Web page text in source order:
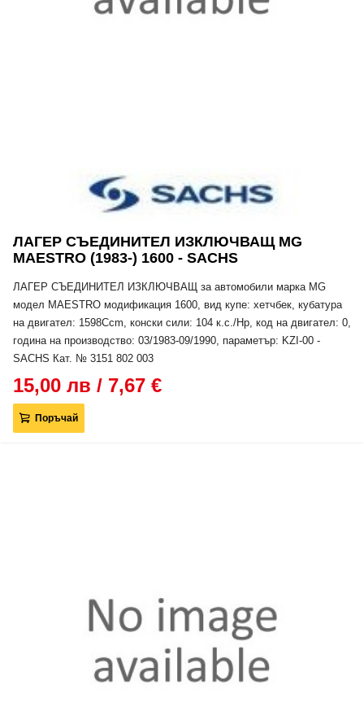
ЛАГЕР СЪЕДИНИТЕЛ ИЗКЛЮЧВАЩ MG
MAESTRO (1983-) 1600 - SACHS
ЛАГЕР СЪЕДИНИТЕЛ ИЗКЛЮЧВАЩ за автомобили марка MG
модел MAESTRO модификация 1600, вид купе: хетчбек, кубатура
на двигател: 1598Ccm, конски сили: 104 к.с./Hp, код на двигател: 0,
година на производство: 03/1983-09/1990, параметър: KZI-00 -
SACHS Кат. № 3151 802 003
15,00 лв / 7,67 €
Поръчай